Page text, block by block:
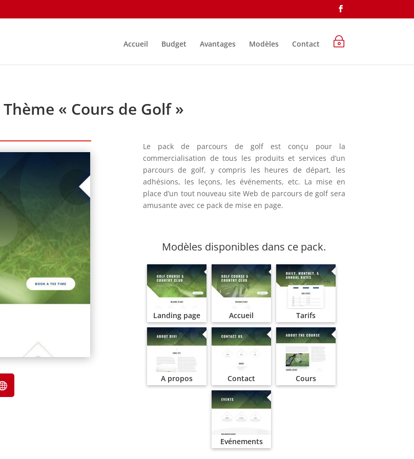
Accueil Budget Avantages Modèles Contact ~
Thème « Cours de Golf »
Le pack de parcours de golf est conçu pour la
commercialisation de tous les produits et services d’un
parcours de golf, y compris les heures de départ, les
adhésions, les leçons, les événements, etc. La mise en
place d’un tout nouveau site Web de parcours de golf sera
amusante avec ce pack de mise en page.
Modèles disponibles dans ce pack.
Landing page Accueil Tarifs
A propos Contact Cours
Evénements